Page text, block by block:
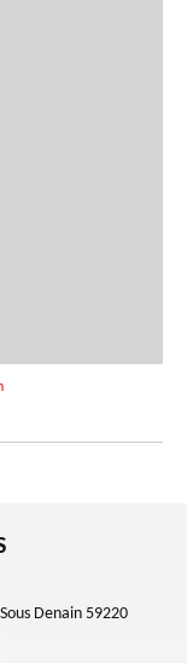
Denain 59220